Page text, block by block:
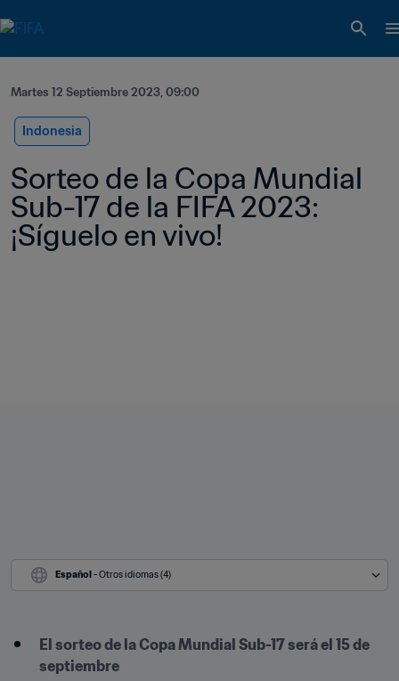
Martes 12 Septiembre 2023, 09:00
Indonesia
Sorteo de la Copa Mundial
Sub-17 de la FIFA 2023:
¡Síguelo en vivo!
Español - Otros idiomas (4)
El sorteo de la Copa Mundial Sub-17 será el 15 de
septiembre